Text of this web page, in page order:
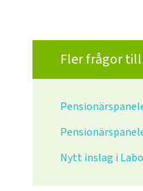
Fler frågor
Nytt inslag i